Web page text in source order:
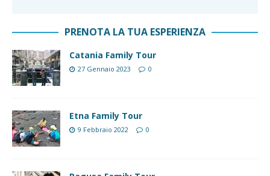
PRENOTA LA TUA ESPERIENZA
Catania Family Tour
27 Gennaio 2023 0
Etna Family Tour
9 Febbraio 2022 0